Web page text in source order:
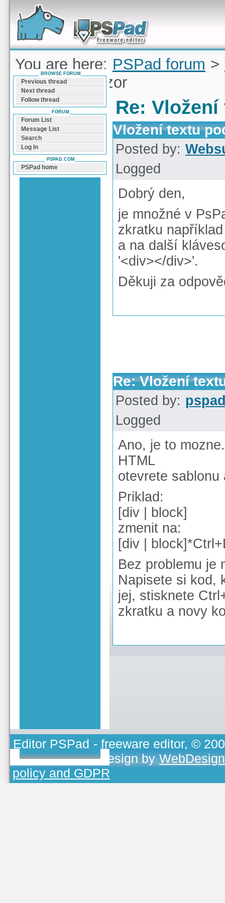
Forum can help you solve problems and quickly
find a solution with PSPad for Microsoft
Windows
You are here: PSPad forum >
textu pod kurzor
Re:
Vložení textu
Posted by:
Logged
Dobrý den,
je množné v
zkratku
a na další
'<div></div>'.
Děkuji za
Re: Vložení
Posted by:
Logged
Ano, je to
HTML
otevrete
Priklad:
[div | block]
zmenit na:
[div |
Bez problemu je
Napisete si kod,
jej, stisknete
zkratku a novy
BROWSE FORUM
Previous thread
Next thread
Follow thread
FORUM
Forum List
Message List
Search
Log In
PSPAD.COM
PSPad home
Editor PSPad - freeware editor, ©
TOJEONO.CZ, design by
policy and GDPR